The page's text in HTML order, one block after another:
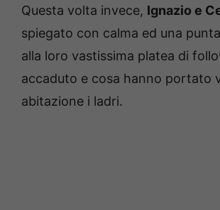
Questa volta invece, Ignazio e
spiegato con calma ed una
alla loro vastissima platea di
accaduto e cosa hanno portato
abitazione i ladri.